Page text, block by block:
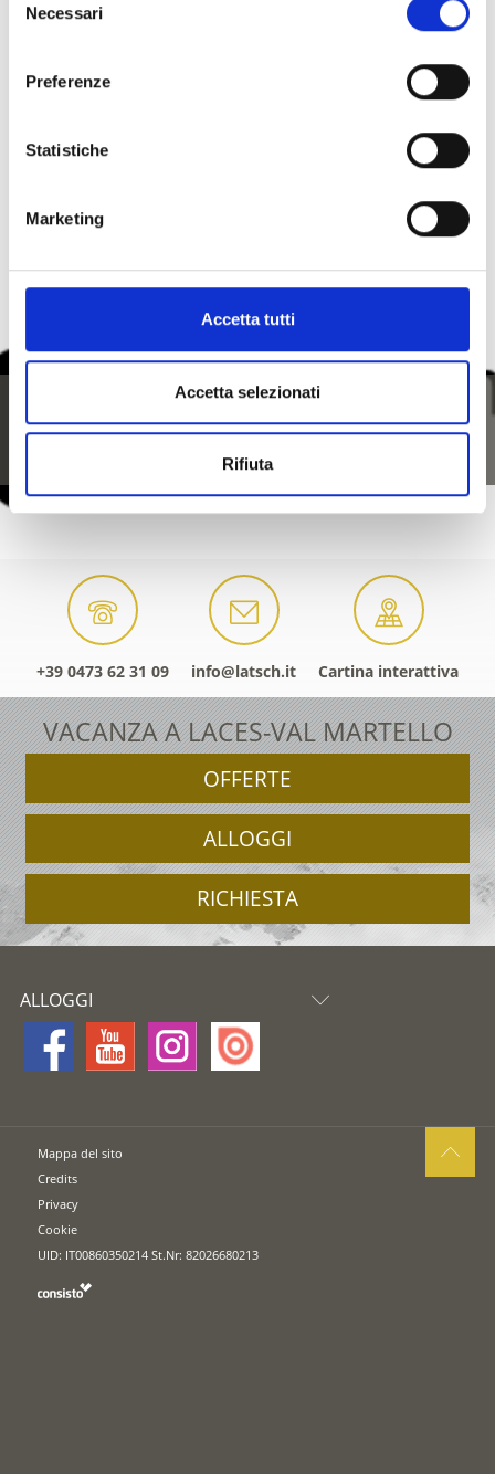
delNecessari
Preferenze
Statistiche
Marketing
Accetta tutti
Accetta selezionati
Rifiuta
+39 0473 62 31 09 info@latsch.it Cartina interattiva
VACANZA A LACES-VAL MARTELLO
OFFERTE
ALLOGGI
RICHIESTA
ALLOGGI
Mappa del sito
Credits
Privacy
Cookie
UID: IT00860350214 St.Nr: 82026680213